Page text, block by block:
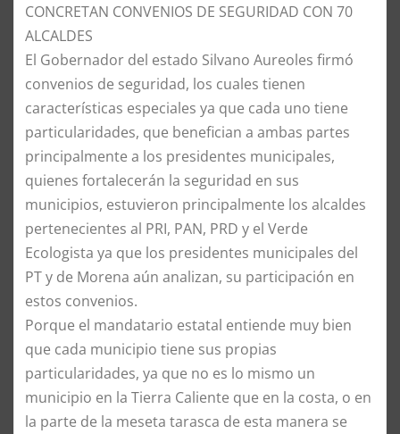
CONCRETAN CONVENIOS DE SEGURIDAD CON 70
ALCALDES
El Gobernador del estado Silvano Aureoles firmó
convenios de seguridad, los cuales tienen
características especiales ya que cada uno tiene
particularidades, que benefician a ambas partes
principalmente a los presidentes municipales,
quienes fortalecerán la seguridad en sus
municipios, estuvieron principalmente los alcaldes
pertenecientes al PRI, PAN, PRD y el Verde
Ecologista ya que los presidentes municipales del
PT y de Morena aún analizan, su participación en
estos convenios.
Porque el mandatario estatal entiende muy bien
que cada municipio tiene sus propias
particularidades, ya que no es lo mismo un
municipio en la Tierra Caliente que en la costa, o en
la parte de la meseta tarasca de esta manera se